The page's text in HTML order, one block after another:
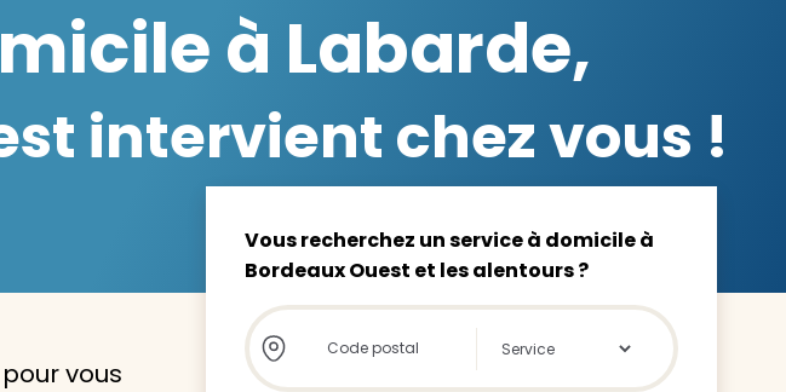
à Labarde,
intervient chez vous !
pour vous
Vous recherchez un service à domicile à
Bordeaux Ouest et les alentours ?
Store locator global - Autocompletion
Rechercher